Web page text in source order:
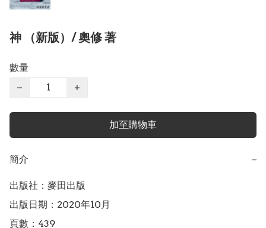
神 （新版）/ 奧修 著
數量
−
+
加至購物車
簡介 −
出版社：麥田出版
出版日期：2020年10月
頁數：439